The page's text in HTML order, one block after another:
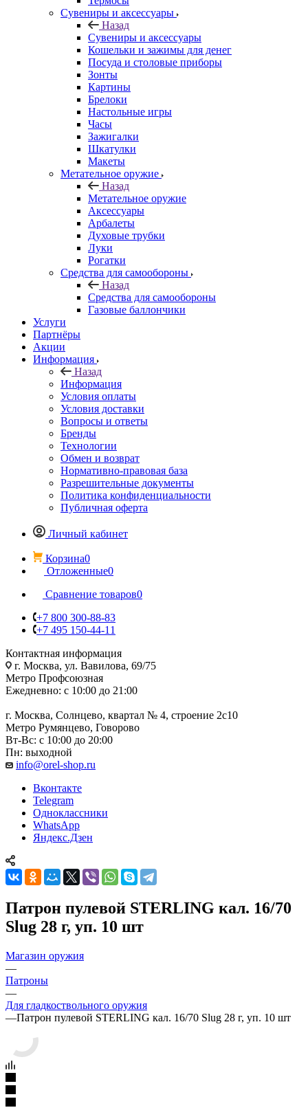
Сувениры и аксессуары
Назад
Сувениры и аксессуары
Кошельки и зажимы для денег
Посуда и столовые приборы
Зонты
Картины
Брелоки
Настольные игры
Часы
Зажигалки
Шкатулки
Макеты
Метательное оружие
Назад
Метательное оружие
Аксессуары
Арбалеты
Духовые трубки
Луки
Рогатки
Средства для самообороны
Назад
Средства для самообороны
Газовые баллончики
Услуги
Партнёры
Акции
Информация
Назад
Информация
Условия оплаты
Условия доставки
Вопросы и ответы
Бренды
Технологии
Обмен и возврат
Нормативно-правовая база
Разрешительные документы
Политика конфиденциальности
Публичная оферта
Личный кабинет
Корзина0
Отложенные0
Сравнение товаров0
+7 800 300-88-83
+7 495 150-44-11
Контактная информация
г. Москва, ул. Вавилова, 69/75
Метро Профсоюзная
Ежедневно: с 10:00 до 21:00
г. Москва, Солнцево, квартал № 4, строение 2с10
Метро Румянцево, Говорово
Вт-Вс: с 10:00 до 20:00
Пн: выходной
info@orel-shop.ru
Вконтакте
Telegram
Одноклассники
WhatsApp
Яндекс.Дзен
Патрон пулевой STERLING кал. 16/70
Slug 28 г, уп. 10 шт
Магазин оружия
—
Патроны
—
Для гладкоствольного оружия
—Патрон пулевой STERLING кал. 16/70 Slug 28 г, уп. 10 шт